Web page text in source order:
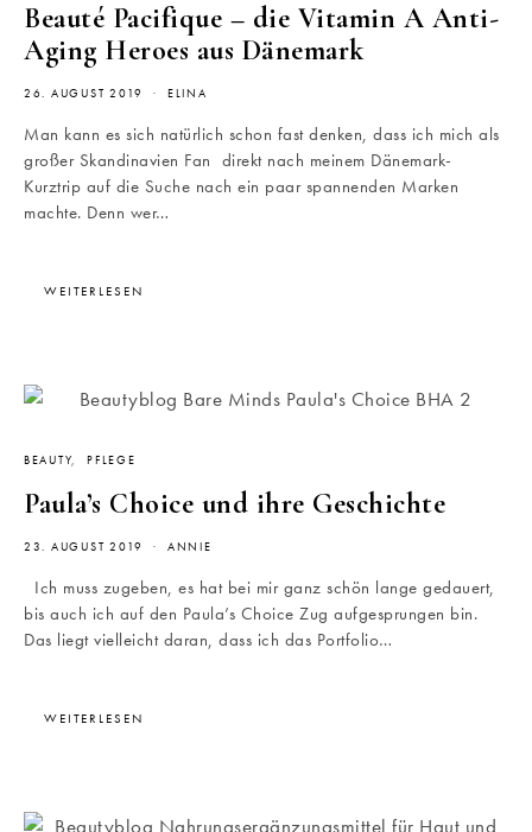
Beauté Pacifique – die Vitamin A Anti-
Aging Heroes aus Dänemark
26. AUGUST 2019 ELINA
Man kann es sich natürlich schon fast denken, dass ich mich als
großer Skandinavien Fan direkt nach meinem Dänemark-
Kurztrip auf die Suche nach ein paar spannenden Marken
machte. Denn wer…
WEITERLESEN
BEAUTY PFLEGE
Paula’s Choice und ihre Geschichte
23. AUGUST 2019 ANNIE
Ich muss zugeben, es hat bei mir ganz schön lange gedauert,
bis auch ich auf den Paula’s Choice Zug aufgesprungen bin.
Das liegt vielleicht daran, dass ich das Portfolio…
WEITERLESEN